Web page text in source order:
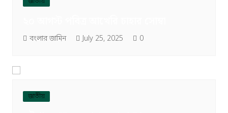
বংলার জামিন July 25, 2025 0
জাতীয়